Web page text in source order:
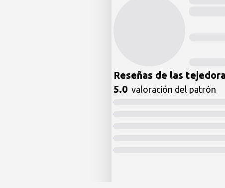
Reseñas de las
5.0 valoración del patrón